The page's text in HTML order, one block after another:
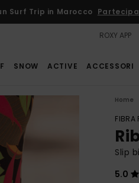
Surf Trip in Marocco
ROXY APP
SNOW ACTIVE ACCESSORI
Home
FIBRA
Slip
5.0